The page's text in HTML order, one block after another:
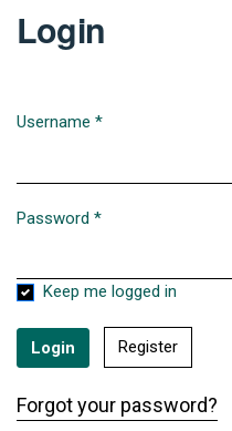
Login
Username *
Password *
Keep me logged in
Login Register
Forgot your password?